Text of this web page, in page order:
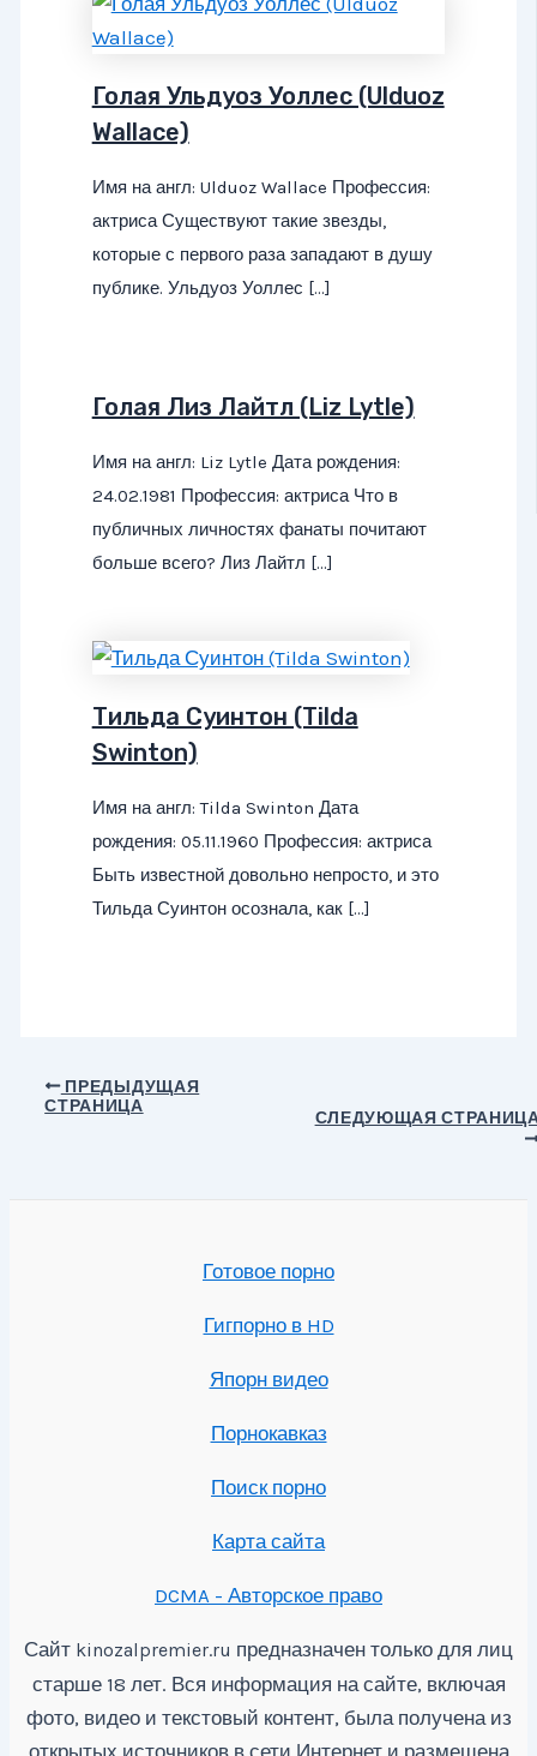
Голая Ульдуоз Уоллес (Ulduoz
Wallace)
Имя на англ: Ulduoz Wallace Профессия:
актриса Существуют такие звезды,
которые с первого раза западают в душу
публике. Ульдуоз Уоллес […]
Голая Лиз Лайтл (Liz Lytle)
Имя на англ: Liz Lytle Дата рождения:
24.02.1981 Профессия: актриса Что в
публичных личностях фанаты почитают
больше всего? Лиз Лайтл […]
Тильда Суинтон (Tilda
Swinton)
Имя на англ: Tilda Swinton Дата
рождения: 05.11.1960 Профессия: актриса
Быть известной довольно непросто, и это
Тильда Суинтон осознала, как […]
Навигация
ПРЕДЫДУЩАЯ
СТРАНИЦА
СЛЕДУЮЩАЯ
Готовое порно
Гигпорно в HD
Япорн видео
Порнокавказ
Поиск порно
Карта сайта
DCMA - Авторское право
Сайт kinozalpremier.ru предназначен только для лиц
старше 18 лет. Вся информация на сайте, включая
фото, видео и текстовый контент, была получена из
открытых источников в сети Интернет и размещена